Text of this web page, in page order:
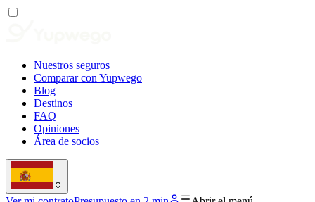
Nuestros seguros
Comparar con Yupwego
Blog
Destinos
FAQ
Opiniones
Área de socios